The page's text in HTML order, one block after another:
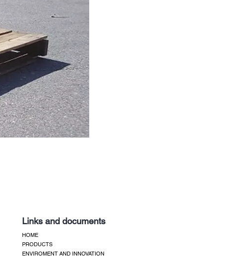
Links and documents
HOME
PRODUCTS
ENVIROMENT AND INNOVATION